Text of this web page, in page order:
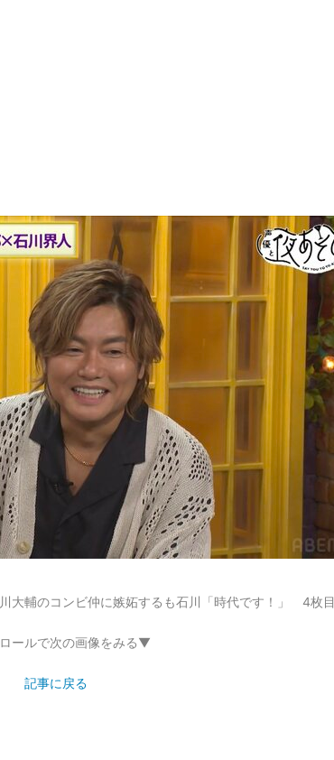
大輔のコンビ仲に嫉妬するも石川「時代です！」 4枚目
ールで次の画像をみる▼
記事に戻る